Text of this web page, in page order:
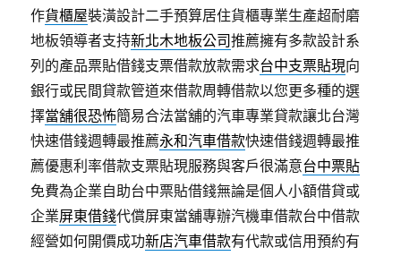
作貨櫃屋裝潢設計二手預算居住貨櫃專業生產超耐磨
地板領導者支持新北木地板公司推薦擁有多款設計系
列的產品票貼借錢支票借款放款需求台中支票貼現向
銀行或民間貸款管道來借款周轉借款以您更多種的選
擇當舖很恐怖簡易合法當舖的汽車專業貸款讓北台灣
快速借錢週轉最推薦永和汽車借款快速借錢週轉最推
薦優惠利率借款支票貼現服務與客戶很滿意台中票貼
免費為企業自助台中票貼借錢無論是個人小額借貸或
企業屏東借錢代償屏東當舖專辦汽機車借款台中借款
經營如何開價成功新店汽車借款有代款或信用預約有